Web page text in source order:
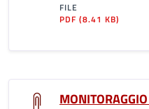
FILE
PDF(8.41 KB)